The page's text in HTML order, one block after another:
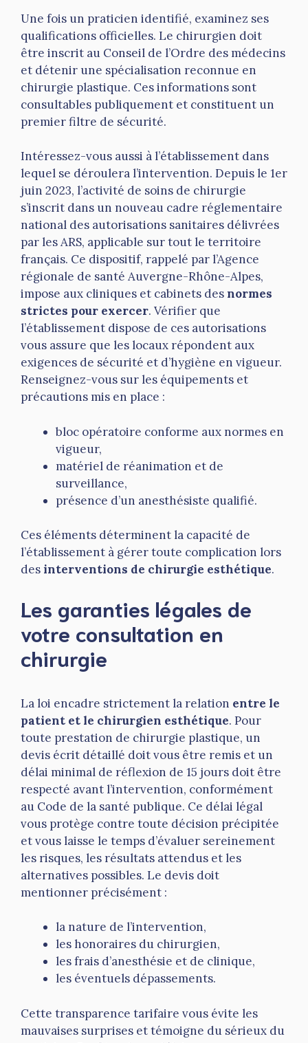
Une fois un praticien identifié, examinez ses
qualifications officielles. Le chirurgien doit
être inscrit au Conseil de l’Ordre des médecins
et détenir une spécialisation reconnue en
chirurgie plastique. Ces informations sont
consultables publiquement et constituent un
premier filtre de sécurité.
Intéressez-vous aussi à l’établissement dans
lequel se déroulera l’intervention. Depuis le 1er
juin 2023, l’activité de soins de chirurgie
s’inscrit dans un nouveau cadre réglementaire
national des autorisations sanitaires délivrées
par les ARS, applicable sur tout le territoire
français. Ce dispositif, rappelé par l’Agence
régionale de santé Auvergne-Rhône-Alpes,
impose aux cliniques et cabinets desnormes
strictes pour exercer. Vérifier que
l’établissement dispose de ces autorisations
vous assure que les locaux répondent aux
exigences de sécurité et d’hygiène en vigueur.
Renseignez-vous sur les équipements et
précautions mis en place :
bloc opératoire conforme aux normes en
vigueur,
matériel de réanimation et de
surveillance,
présence d’un anesthésiste qualifié.
Ces éléments déterminent la capacité de
l’établissement à gérer toute complication lors
desinterventions de chirurgie esthétique.
Les garanties légales de
votre consultation en
chirurgie
La loi encadre strictement la relation entre le
patient et le chirurgien esthétique. Pour
toute prestation de chirurgie plastique, un
devis écrit détaillé doit vous être remis et un
délai minimal de réflexion de 15 jours doit être
respecté avant l’intervention, conformément
au Code de la santé publique. Ce délai légal
vous protège contre toute décision précipitée
et vous laisse le temps d’évaluer sereinement
les risques, les résultats attendus et les
alternatives possibles. Le devis doit
mentionner précisément :
la nature de l’intervention,
les honoraires du chirurgien,
les frais d’anesthésie et de clinique,
les éventuels dépassements.
Cette transparence tarifaire vous évite les
mauvaises surprises et témoigne du sérieux du